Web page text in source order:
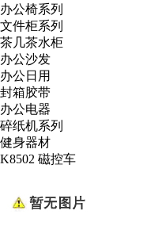
办公椅系列
文件柜系列
茶几茶水柜
办公沙发
办公日用
封箱胶带
办公电器
碎纸机系列
健身器材
K8502 磁控车